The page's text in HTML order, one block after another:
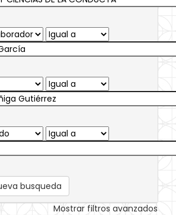
busqueda
Mostrar filtros avanzados